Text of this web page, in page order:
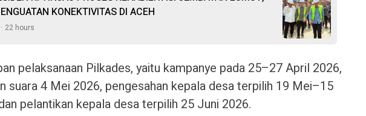
KONEKTIVITAS DI ACEH
22 hours
pelaksanaan Pilkades, yaitu kampanye pada 25–27 April 2026,
suara 4 Mei 2026, pengesahan kepala desa terpilih 19 Mei–15
pelantikan kepala desa terpilih 25 Juni 2026.